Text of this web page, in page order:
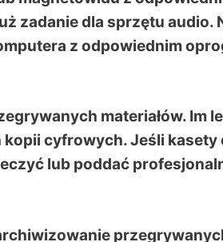
zadanie dla sprzętu audio.
z odpowiednim
materiałów. Im
cyfrowych. Jeśli kasety
lub poddać